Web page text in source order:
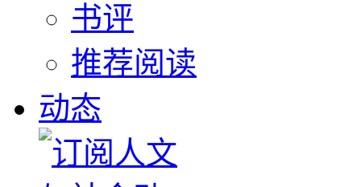
书评
推荐阅读
动态